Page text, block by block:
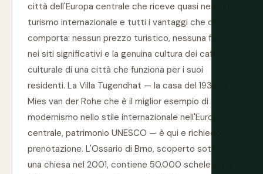
città dell'Europa centrale che riceve quasi nessun
turismo internazionale e tutti i vantaggi che ciò
comporta: nessun prezzo turistico, nessuna folla
nei siti significativi e la genuina cultura dei caffè e
culturale di una città che funziona per i suoi
residenti. La Villa Tugendhat — la casa del 1930 di
Mies van der Rohe che è il miglior esempio di
modernismo nello stile internazionale nell'Europa
centrale, patrimonio UNESCO — è qui e richiede
prenotazione. L'Ossario di Brno, scoperto sotto
una chiesa nel 2001, contiene 50.000 scheletri ed